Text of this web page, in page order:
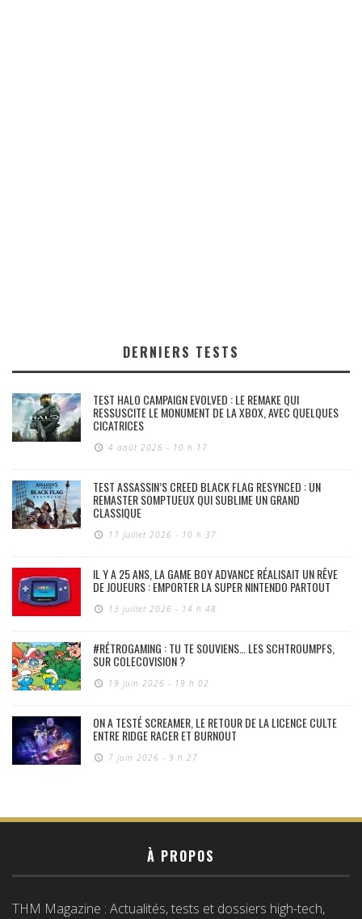
DERNIERS TESTS
TEST HALO CAMPAIGN EVOLVED : LE REMAKE QUI
RESSUSCITE LE MONUMENT DE LA XBOX, AVEC QUELQUES
CICATRICES
4 août 2026 - 10 h 17
TEST ASSASSIN’S CREED BLACK FLAG RESYNCED : UN
REMASTER SOMPTUEUX QUI SUBLIME UN GRAND
CLASSIQUE
17 juillet 2026 - 10 h 37
IL Y A 25 ANS, LA GAME BOY ADVANCE RÉALISAIT UN RÊVE
DE JOUEURS : EMPORTER LA SUPER NINTENDO PARTOUT
13 juillet 2026 - 14 h 48
#RÉTROGAMING : TU TE SOUVIENS… LES SCHTROUMPFS,
SUR COLECOVISION ?
19 juin 2026 - 19 h 02
ON A TESTÉ SCREAMER, LE RETOUR DE LA LICENCE CULTE
ENTRE RIDGE RACER ET BURNOUT
7 juin 2026 - 9 h 27
À PROPOS
THM Magazine : Actualités, tests et dossiers high-tech,